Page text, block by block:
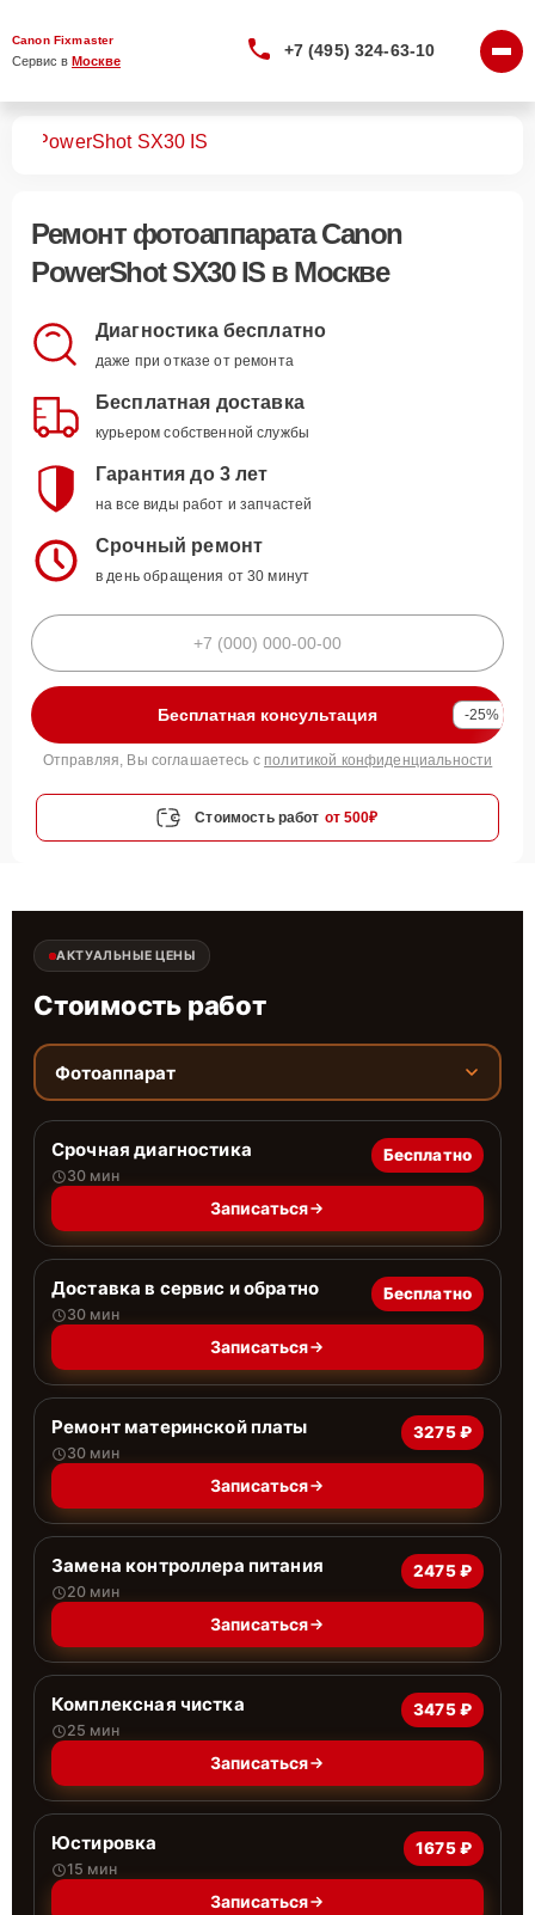
Canon Fixmaster
Сервис в Москве
+7 (495) 324-63-10
PowerShot SX30 IS
Ремонт фотоаппарата Canon
PowerShot SX30 ISв Москве
Диагностика бесплатно
даже при отказе от ремонта
Бесплатная доставка
курьером собственной службы
Гарантия до 3 лет
на все виды работ и запчастей
Срочный ремонт
в день обращения от 30 минут
Бесплатная консультация -25%
Отправляя, Вы соглашаетесь с политикой конфиденциальности
Стоимость работ от 500₽
АКТУАЛЬНЫЕ ЦЕНЫ
Стоимость работ
Фотоаппарат
Срочная диагностика
30 мин
Бесплатно
Записаться
Доставка в сервис и обратно
30 мин
Бесплатно
Записаться
Ремонт материнской платы
30 мин
3275 ₽
Записаться
Замена контроллера питания
20 мин
2475 ₽
Записаться
Комплексная чистка
25 мин
3475 ₽
Записаться
Юстировка
15 мин
1675 ₽
Записаться